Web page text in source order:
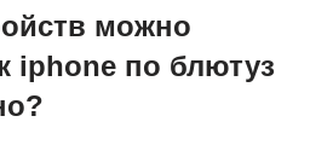
можно
iphone по блютуз